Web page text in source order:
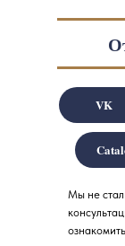
Мы не
VK